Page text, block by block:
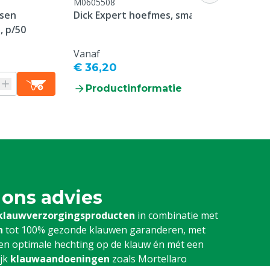
p/50
Dick Expert hoefmes, smal
Vanaf
€ 36,20
Productinformatie
advies
in combinatie met
tot 100% gezonde klauwen garanderen, met
optimale hechting op de klauw én mét een
klauwaandoeningen zoals Mortellaro